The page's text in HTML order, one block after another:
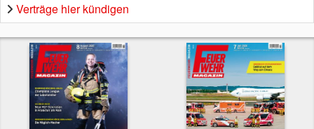
Verträge hier kündigen